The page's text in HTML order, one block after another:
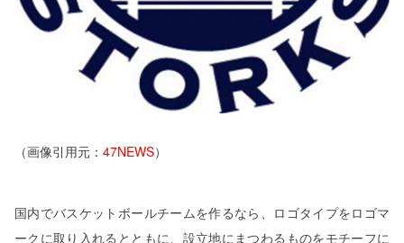
（画像引用元： 47NEWS）
国内でバスケットボールチームを作るなら、ロゴタイプをロゴマ
ークに取り入れるとともに、設立地にまつわるものをモチーフに